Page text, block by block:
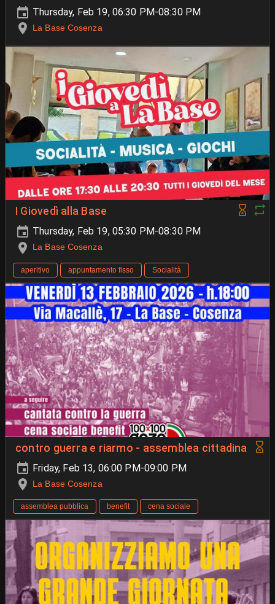
Thursday, Feb 19, 06:30 PM-08:30 PM
La Base Cosenza
I Giovedì alla Base
Thursday, Feb 19, 05:30 PM-08:30 PM
La Base Cosenza
aperitivo appuntamento fisso Socialità
contro guerra e riarmo - assemblea cittadina
Friday, Feb 13, 06:00 PM-09:00 PM
La Base Cosenza
assemblea pubblica benefit cena sociale